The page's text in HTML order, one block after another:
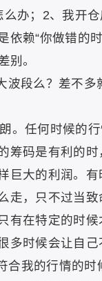
办；2、我开仓
依赖“你做错的
别。
段么？差不多
任何时候的
筹码是有利的
巨大的利润。
走，只不过当
有在特定的时
多时候会让自己
我的行情的时